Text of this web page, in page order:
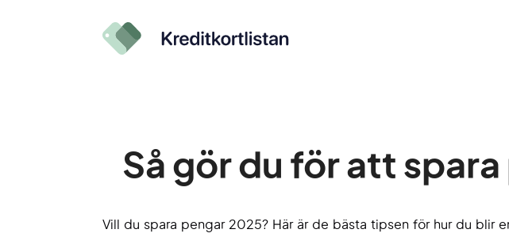
Så gör du för att
Vill du spara pengar 2025? Här är de bästa tipsen för hur du blir